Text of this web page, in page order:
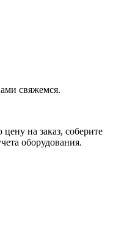
свяжемся.
на заказ, соберите
оборудования.